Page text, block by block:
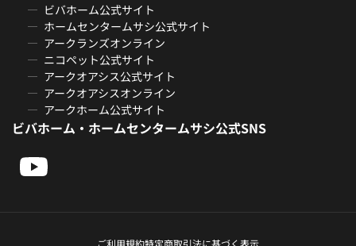
ビバホーム公式サイト
ホームセンタームサシ公式サイト
アークランズオンライン
ニコペット公式サイト
アークオアシス公式サイト
アークオアシスオンライン
アークホーム公式サイト
ビバホーム・ホームセンタームサシ公式SNS